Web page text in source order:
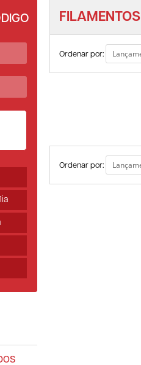
FILAMENTOS
Ordenar por:
Ordenar por: